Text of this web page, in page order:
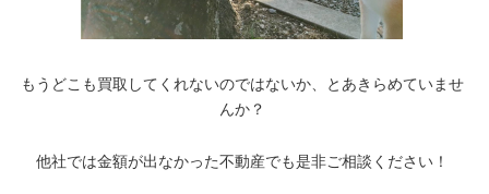
もうどこも買取してくれないのではないか、とあきらめていませ
んか？
他社では金額が出なかった不動産でも是非ご相談ください！